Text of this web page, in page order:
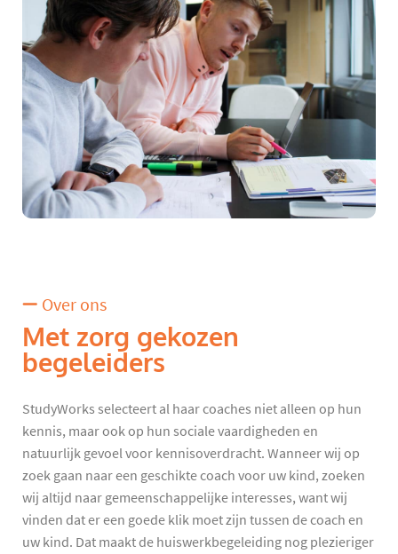
Over ons
Met zorg gekozen
begeleiders
StudyWorks selecteert al haar coaches niet alleen op hun
kennis, maar ook op hun sociale vaardigheden en
natuurlijk gevoel voor kennisoverdracht. Wanneer wij op
zoek gaan naar een geschikte coach voor uw kind, zoeken
wij altijd naar gemeenschappelijke interesses, want wij
vinden dat er een goede klik moet zijn tussen de coach en
uw kind. Dat maakt de huiswerkbegeleiding nog plezieriger